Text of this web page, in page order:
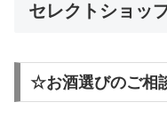
セレクトショッ
☆お酒選びのご相